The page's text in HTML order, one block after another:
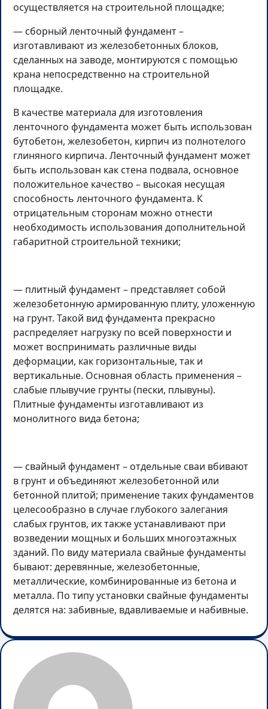
осуществляется на строительной площадке;
— сборный ленточный фундамент –
изготавливают из железобетонных блоков,
сделанных на заводе, монтируются с помощью
крана непосредственно на строительной
площадке.
В качестве материала для изготовления
ленточного фундамента может быть использован
бутобетон, железобетон, кирпич из полнотелого
глиняного кирпича. Ленточный фундамент может
быть использован как стена подвала, основное
положительное качество – высокая несущая
способность ленточного фундамента. К
отрицательным сторонам можно отнести
необходимость использования дополнительной
габаритной строительной техники;
— плитный фундамент – представляет собой
железобетонную армированную плиту, уложенную
на грунт. Такой вид фундамента прекрасно
распределяет нагрузку по всей поверхности и
может воспринимать различные виды
деформации, как горизонтальные, так и
вертикальные. Основная область применения –
слабые плывучие грунты (пески, плывуны).
Плитные фундаменты изготавливают из
монолитного вида бетона;
— свайный фундамент – отдельные сваи вбивают
в грунт и объединяют железобетонной или
бетонной плитой; применение таких фундаментов
целесообразно в случае глубокого залегания
слабых грунтов, их также устанавливают при
возведении мощных и больших многоэтажных
зданий. По виду материала свайные фундаменты
бывают: деревянные, железобетонные,
металлические, комбинированные из бетона и
металла. По типу установки свайные фундаменты
делятся на: забивные, вдавливаемые и набивные.